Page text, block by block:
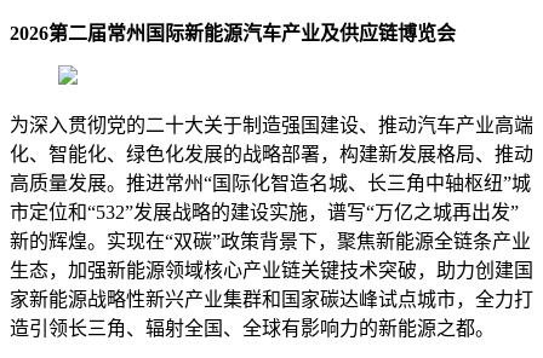
2026第二届常州国际新能源汽车产业及供应链博览会
为深入贯彻党的二十大关于制造强国建设、推动汽车产业高端
化、智能化、绿色化发展的战略部署，构建新发展格局、推动
高质量发展。推进常州“国际化智造名城、长三角中轴枢纽”城
市定位和“532”发展战略的建设实施，谱写“万亿之城再出发”
新的辉煌。实现在“双碳”政策背景下，聚焦新能源全链条产业
生态，加强新能源领域核心产业链关键技术突破，助力创建国
家新能源战略性新兴产业集群和国家碳达峰试点城市，全力打
造引领长三角、辐射全国、全球有影响力的新能源之都。